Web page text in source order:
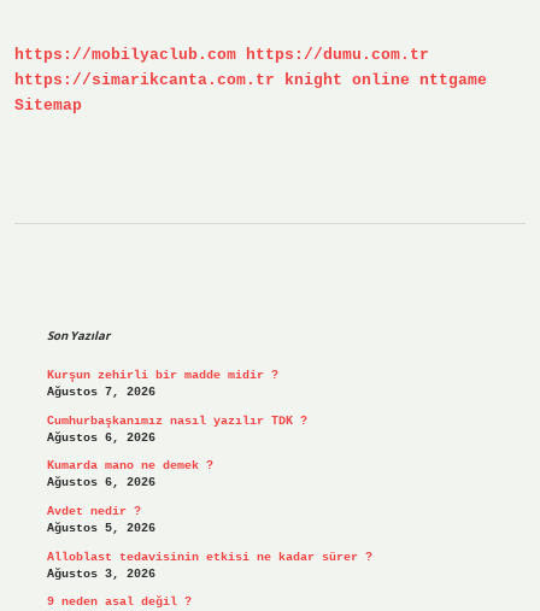
https://mobilyaclub.com https://dumu.com.tr
https://simarikcanta.com.tr
knight online
nttgame
Sitemap
Son Yazılar
Kurşun zehirli bir madde midir ?
Ağustos 7, 2026
Cumhurbaşkanımız nasıl yazılır TDK ?
Ağustos 6, 2026
Kumarda mano ne demek ?
Ağustos 6, 2026
Avdet nedir ?
Ağustos 5, 2026
Alloblast tedavisinin etkisi ne kadar sürer ?
Ağustos 3, 2026
9 neden asal değil ?